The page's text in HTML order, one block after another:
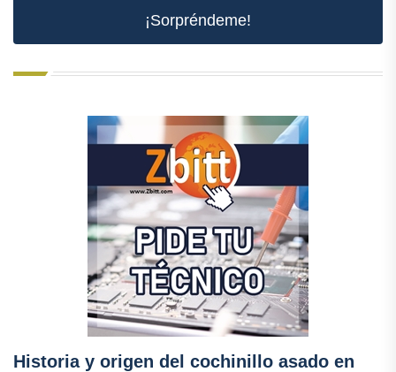
¡Sorpréndeme!
Historia y origen del cochinillo asado en